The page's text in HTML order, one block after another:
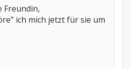
Freundin,
ich mich jetzt für sie um